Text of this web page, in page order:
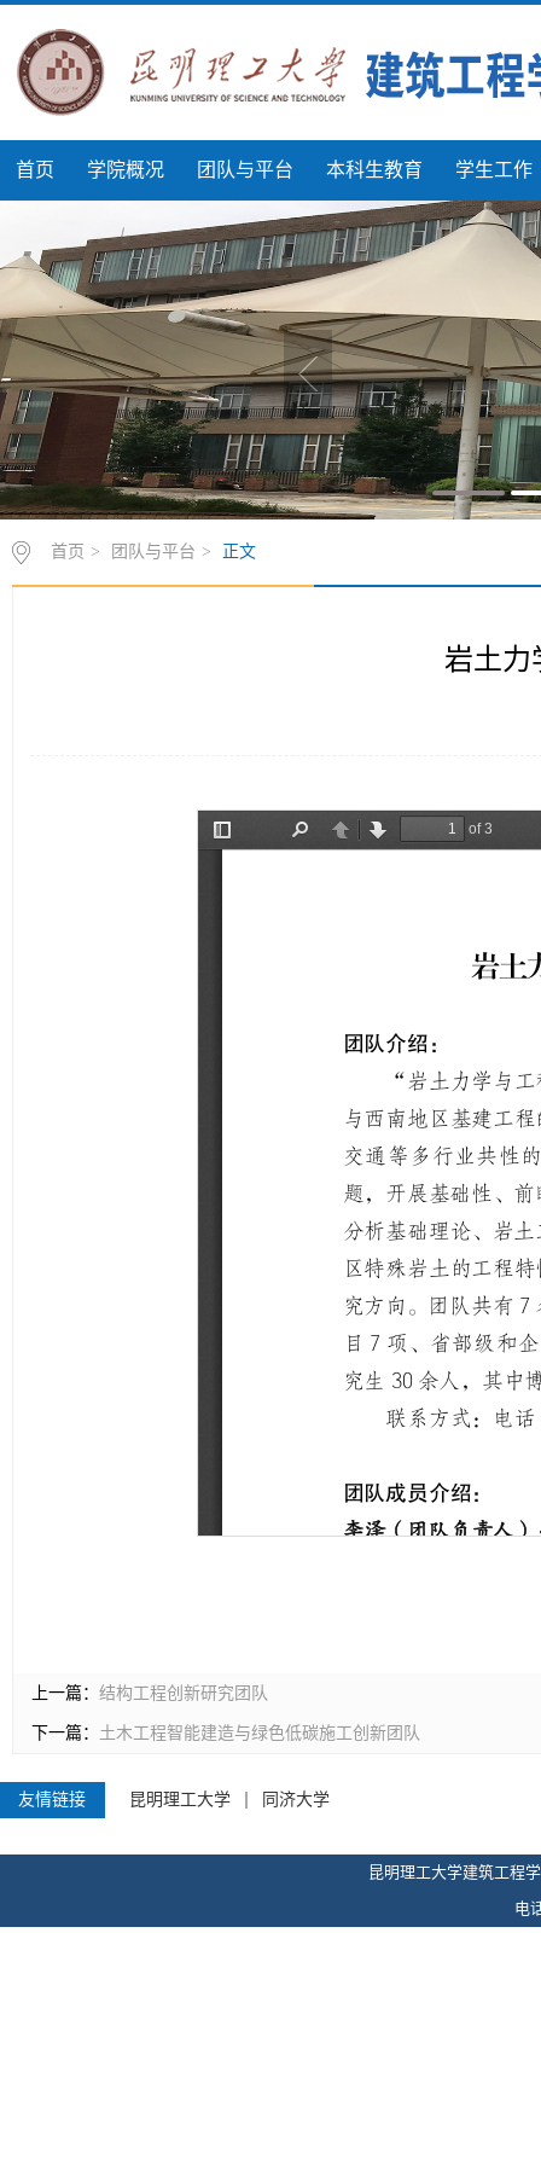
首页 学院概况 团队与平台 本科生教育 学生工作
首页 > 团队与平台 > 正文
岩土力
上一篇： 结构工程创新研究团队
下一篇： 土木工程智能建造与绿色低碳施工创新团队
友情链接 昆明理工大学 同济大学
昆明理工大学建筑工程
电